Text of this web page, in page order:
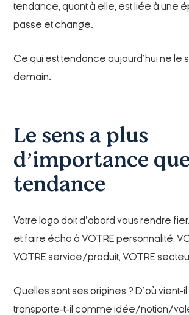
tendance, quant à elle, est liée à une
passe et change.
Ce qui est tendance aujourd’hui ne le
demain.
Le sens a plus
d’importance
tendance
Votre logo doit d’abord vous rendre
et faire écho à VOTRE personnalité,
VOTRE service/produit, VOTRE
Quelles sont ses origines ? D’où vient-
transporte-t-il comme idée/notion/